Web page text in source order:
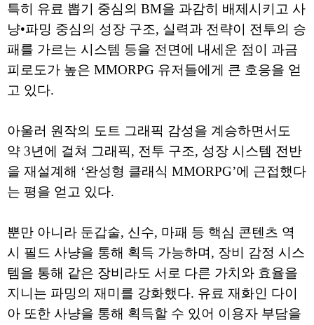
특히 유료 뽑기 중심의 BM을 과감히 배제시키고 사
냥•파밍 중심의 성장 구조, 실력과 전략이 전투의 승
패를 가르는 시스템 등을 전면에 내세운 점이 과금
피로도가 높은 MMORPG 유저들에게 큰 호응을 얻
고 있다.
아울러 원작의 도트 그래픽 감성을 계승하면서도
약 3년에 걸쳐 그래픽, 전투 구조, 성장 시스템 전반
을 재설계해 ‘완성형 클래식 MMORPG’에 근접했다
는 평을 얻고 있다.
뿐만 아니라 둔갑술, 신수, 마패 등 핵심 콘텐츠 역
시 필드 사냥을 통해 획득 가능하며, 장비 감정 시스
템을 통해 같은 장비라도 서로 다른 가치와 효율을
지니는 파밍의 재미를 강화했다. 유료 재화인 다이
아 또한 사냥을 통해 획득할 수 있어 이용자 부담을